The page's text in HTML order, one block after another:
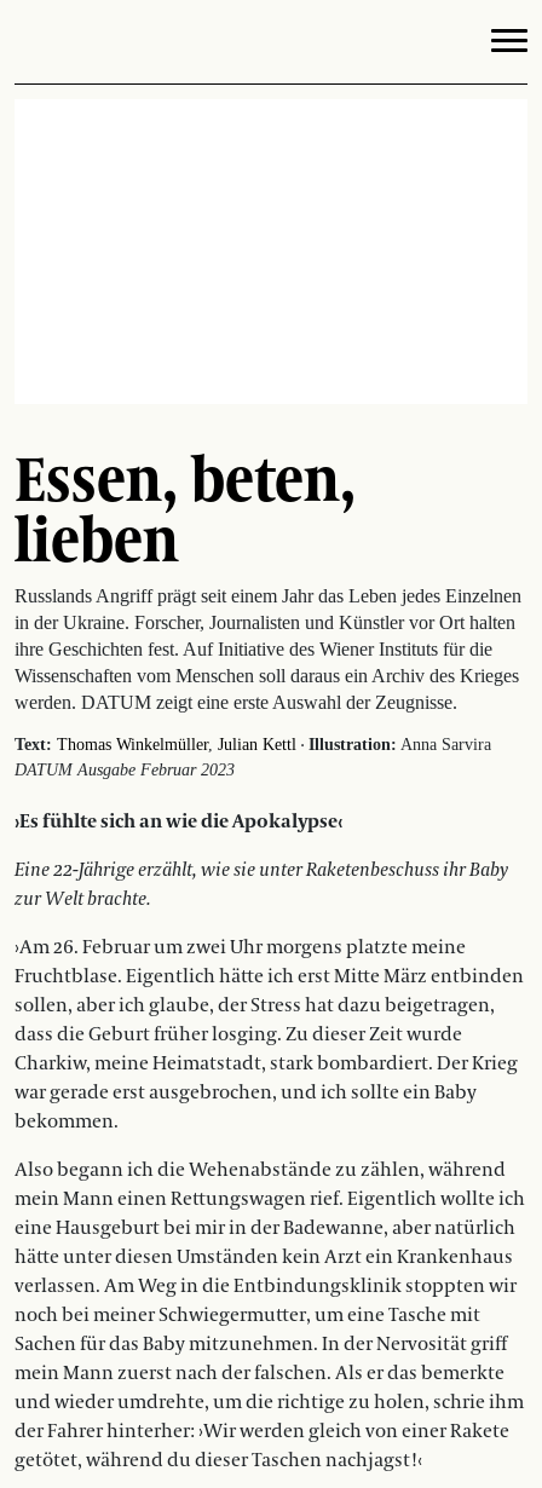
Essen, beten,
lieben
Russlands Angriff prägt seit einem Jahr das Leben jedes Einzelnen
in der Ukraine. Forscher, Journalisten und Künstler vor Ort halten
ihre Geschichten fest. Auf Initiative des Wiener Instituts für die
Wissenschaften vom Menschen soll daraus ein Archiv des Krieges
werden. DATUM zeigt eine erste Auswahl der Zeugnisse.
Text: Thomas Winkelmüller Julian Kettl · Illustration: Anna Sarvira
DATUM Ausgabe Februar 2023
›Es fühlte sich an wie die Apokalypse‹
Eine 22-Jährige erzählt, wie sie unter Raketenbeschuss ihr Baby
zur Welt brachte.
›Am 26. Februar um zwei Uhr morgens platzte meine
Fruchtblase. Eigentlich hätte ich erst Mitte März entbinden
sollen, aber ich glaube, der Stress hat dazu beigetragen,
dass die Geburt früher losging. Zu dieser Zeit wurde
Charkiw, meine Heimatstadt, stark bombardiert. Der Krieg
war gerade erst ausgebrochen, und ich sollte ein Baby
bekommen.
Also begann ich die Wehenabstände zu zählen, während
mein Mann einen Rettungswagen rief. Eigentlich wollte ich
eine Hausgeburt bei mir in der Badewanne, aber natürlich
hätte unter diesen Umständen kein Arzt ein Krankenhaus
verlassen. Am Weg in die Entbindungsklinik stoppten wir
noch bei meiner Schwiegermutter, um eine Tasche mit
Sachen für das Baby mitzunehmen. In der Nervosität griff
mein Mann zuerst nach der falschen. Als er das bemerkte
und wieder umdrehte, um die richtige zu holen, schrie ihm
der Fahrer hinterher: ›Wir werden gleich von einer Rakete
getötet, während du dieser Taschen nachjagst!‹